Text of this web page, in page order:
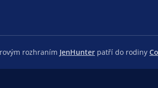
rozhraním JenHunter patří do rodiny